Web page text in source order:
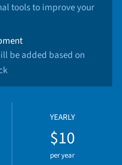
tools to improve your
be added based on
YEARLY
$10
per year